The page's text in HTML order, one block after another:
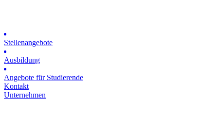
Stellenangebote
Ausbildung
Angebote für Studierende
Kontakt
Unternehmen